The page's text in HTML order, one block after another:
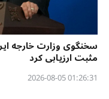
سخنگوی وزارت خارجه
مثبت ارزیابی کرد
01:26:31 2026-08-05